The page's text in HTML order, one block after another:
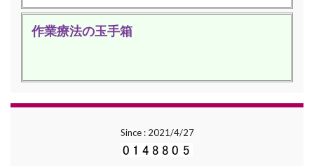
作業療法の玉手箱
Since : 2021/4/27